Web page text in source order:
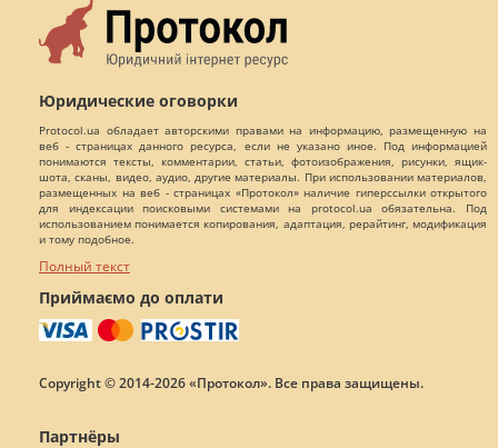
Юридические оговорки
Protocol.ua обладает авторскими правами на информацию, размещенную на
веб - страницах данного ресурса, если не указано иное. Под информацией
понимаются тексты, комментарии, статьи, фотоизображения, рисунки, ящик-
шота, сканы, видео, аудио, другие материалы. При использовании материалов,
размещенных на веб - страницах «Протокол» наличие гиперссылки открытого
для индексации поисковыми системами на protocol.ua обязательна. Под
использованием понимается копирования, адаптация, рерайтинг, модификация
и тому подобное.
Полный текст
Приймаємо до оплати
Copyright © 2014-2026 «Протокол». Все права защищены.
Партнёры